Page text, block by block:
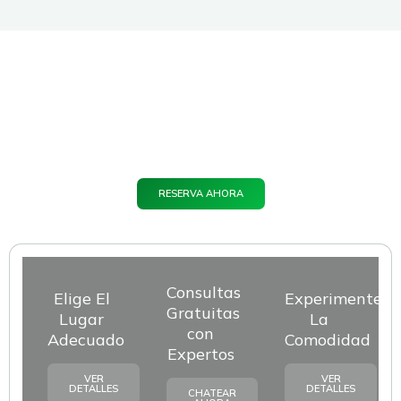
RESERVA AHORA
Elige El
Lugar
Adecuado
VER
DETALLES
Consultas
Gratuitas
con
Expertos
CHATEAR
Experimente
La
Comodidad
VER
DETALLES